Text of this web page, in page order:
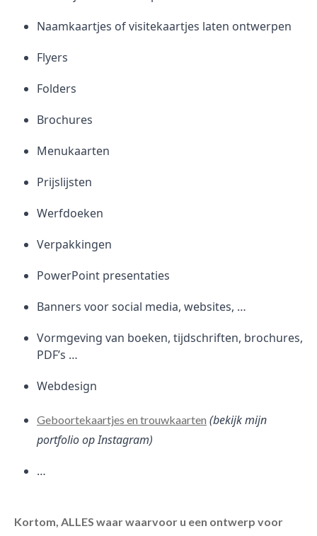
Naamkaartjes of visitekaartjes laten ontwerpen
Flyers
Folders
Brochures
Menukaarten
Prijslijsten
Werfdoeken
Verpakkingen
PowerPoint presentaties
Banners voor social media, websites, …
Vormgeving van boeken, tijdschriften, brochures,
PDF’s …
Webdesign
Geboortekaartjes en trouwkaarten (bekijk mijn
portfolio op Instagram)
…
Kortom, ALLES waar waarvoor u een ontwerp voor